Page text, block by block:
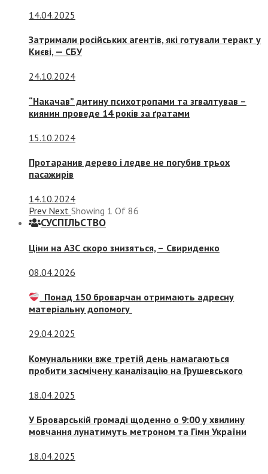
14.04.2025
Затримали російських агентів, які готували теракт у
Києві, — СБУ
24.10.2024
“Накачав” дитину психотропами та згвалтував –
киянин проведе 14 років за ґратами
15.10.2024
Протаранив дерево і ледве не погубив трьох
пасажирів
14.10.2024
Prev Next Showing 1 Of 86
СУСПIЛЬСТВО
Ціни на АЗС скоро знизяться, – Свириденко
08.04.2026
Понад 150 броварчан отримають адресну
матеріальну допомогу
29.04.2025
Комунальники вже третій день намагаються
пробити засмічену каналізацію на Грушевського
18.04.2025
У Броварській громаді щоденно о 9:00 у хвилину
мовчання лунатимуть метроном та Гімн України
18.04.2025